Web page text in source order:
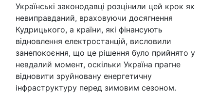
Українські законодавці розцінили цей крок як
невиправданий, враховуючи досягнення
Кудрицького, а країни, які фінансують
відновлення електростанцій, висловили
занепокоєння, що це рішення було прийнято у
невдалий момент, оскільки Україна прагне
відновити зруйновану енергетичну
інфраструктуру перед зимовим сезоном.